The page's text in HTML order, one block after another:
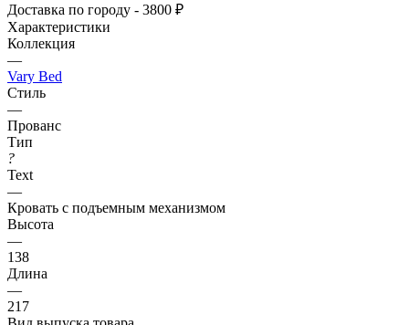
Доставка по городу - 3800 ₽
Характеристики
Коллекция
—
Vary Bed
Стиль
—
Прованс
Тип
?
Text
—
Кровать с подъемным механизмом
Высота
—
138
Длина
—
217